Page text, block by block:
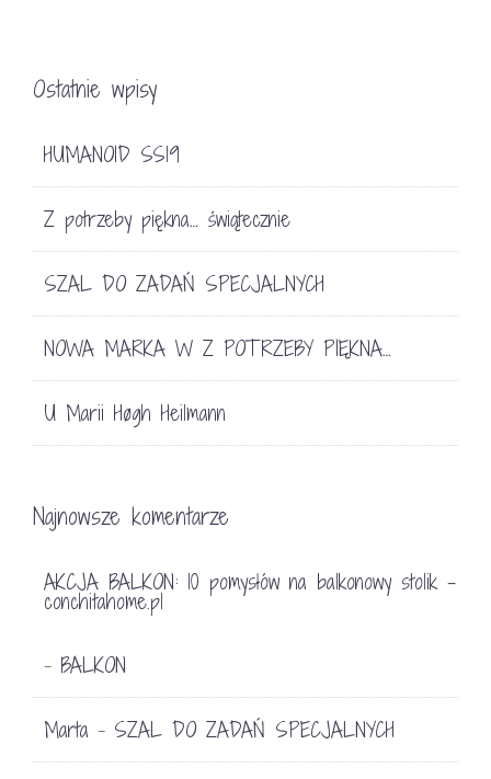
Ostatnie wpisy
HUMANOID SS19
Z potrzeby piękna… świątecznie
SZAL DO ZADAŃ SPECJALNYCH
NOWA MARKA W Z POTRZEBY PIĘKNA…
U Marii Høgh Heilmann
Najnowsze komentarze
AKCJA BALKON: 10 pomysłów na balkonowy stolik -
conchitahome.pl
- BALKON
Marta - SZAL DO ZADAŃ SPECJALNYCH